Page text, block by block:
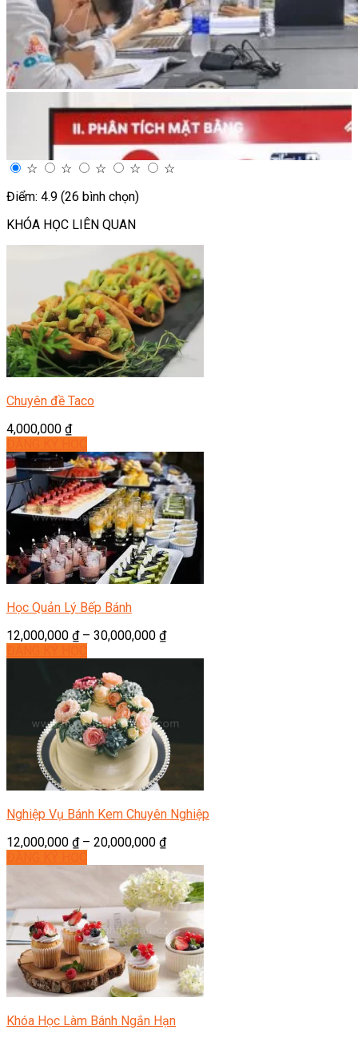
☆ ☆ ☆ ☆
☆
Điểm: 4.9 (26 bình chọn)
KHÓA HỌC LIÊN QUAN
Chuyên đề Taco
4,000,000 ₫
Học Quản Lý Bếp Bánh
12,000,000 ₫– 30,000,000 ₫
Nghiệp Vụ Bánh Kem Chuyên Nghiệp
12,000,000 ₫– 20,000,000 ₫
Khóa Học Làm Bánh Ngắn Hạn